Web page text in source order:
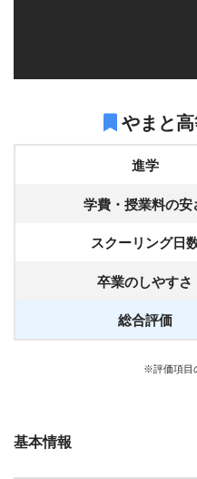
やまと
進学
学費・授業料の安
スクーリング日
卒業のしやすさ
総合評価
※評価項目
基本情報